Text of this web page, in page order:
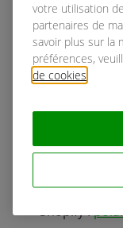
Pour en savoir
conception, je
Explorez les
organisations
Google :
IBM :
Shopify :
votre utilisation
partenaires de
savoir plus sur la
préférences,
de cookies